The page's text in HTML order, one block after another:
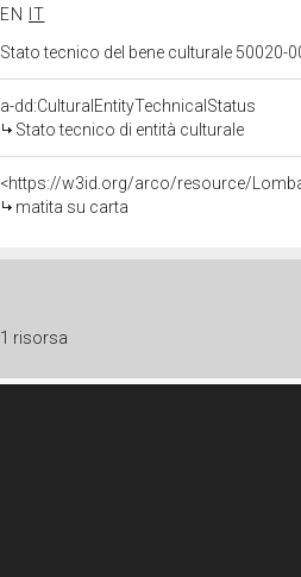
EN
IT
Stato tecnico del bene culturale 50020-
a-dd:CulturalEntityTechnicalStatus
Stato tecnico di entità culturale
<https://w3id.org/arco/resource/
matita su carta
1 risorsa